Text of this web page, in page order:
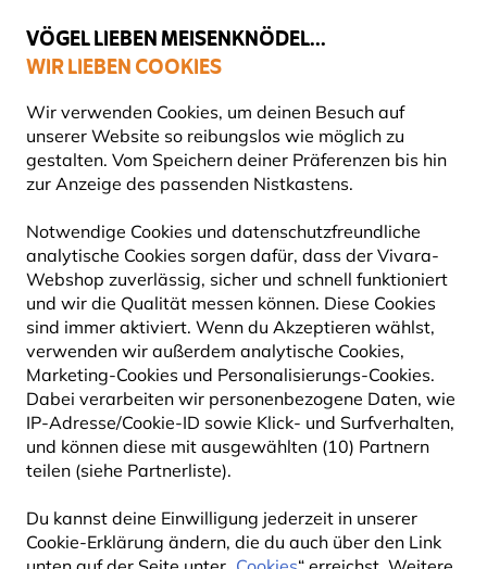
VÖGEL LIEBEN MEISENKNÖDEL...
WIR LIEBEN COOKIES
Wir verwenden Cookies, um deinen Besuch auf
unserer Website so reibungslos wie möglich zu
gestalten. Vom Speichern deiner Präferenzen bis hin
zur Anzeige des passenden Nistkastens.
Notwendige Cookies und datenschutzfreundliche
analytische Cookies sorgen dafür, dass der Vivara-
Webshop zuverlässig, sicher und schnell funktioniert
und wir die Qualität messen können. Diese Cookies
sind immer aktiviert. Wenn du Akzeptieren wählst,
verwenden wir außerdem analytische Cookies,
Marketing-Cookies und Personalisierungs-Cookies.
Dabei verarbeiten wir personenbezogene Daten, wie
IP-Adresse/Cookie-ID sowie Klick- und Surfverhalten,
und können diese mit ausgewählten (10) Partnern
teilen (siehe Partnerliste).
Du kannst deine Einwilligung jederzeit in unserer
Cookie-Erklärung ändern, die du auch über den Link
Gratis Versand ab 49 €
ONLINE-RETOURENFORMULAR
Nicht vollständig zufrieden? Eine Rücksendung
ist ganz einfach.
Wir sind von der Qualität unserer Produkte
überzeugt. Solltest du dennoch nicht vollständig
zufrieden sein, kannst du deine Artikel
zurücksenden.